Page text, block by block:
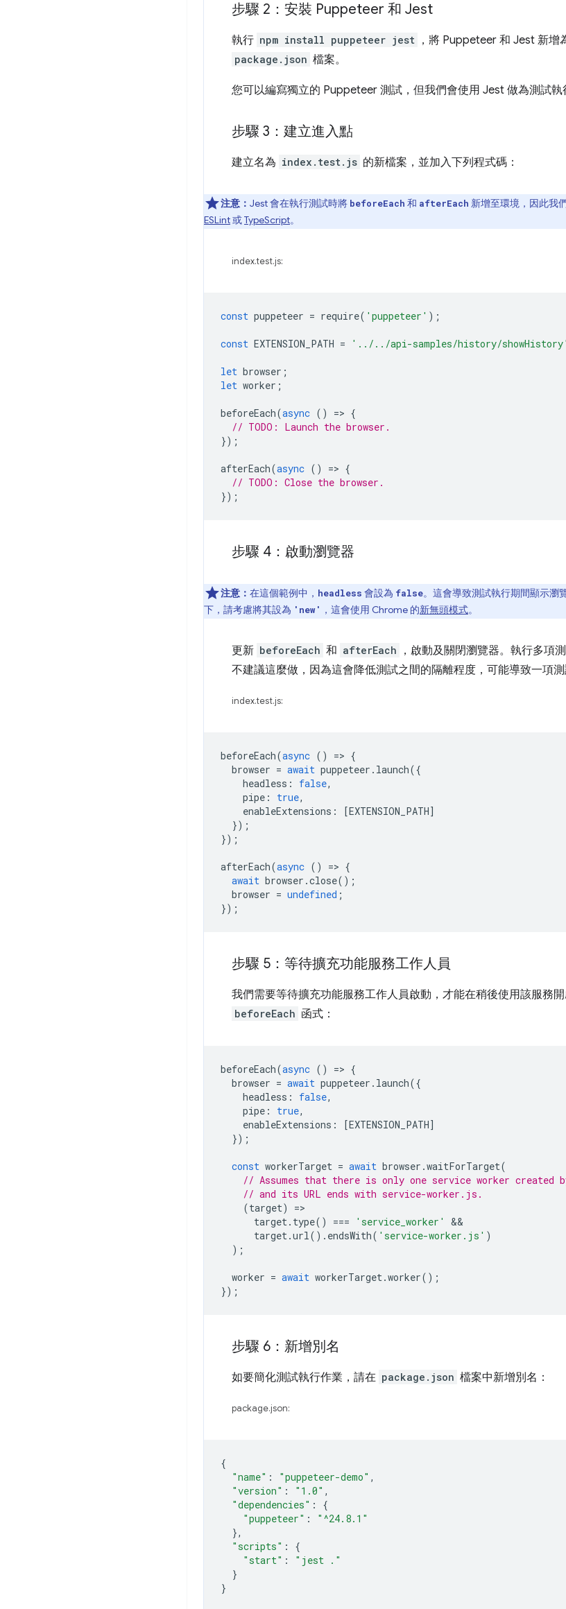
步驟 2：安裝 Puppeteer 和 Jest
執行 npm install puppeteer jest ，將 Puppeteer 和 Jest 新
package.json 檔案。
您可以編寫獨立的 Puppeteer 測試，但我們會使用 Jest 做為測試執
步驟 3：建立進入點
建立名為 index.test.js 的新檔案，並加入下列程式碼：
注意： Jest 會在執行測試時將 beforeEach 和 afterEach 新增至環境，因此我
ESLint或TypeScript。
index.test.js:
const puppeteer = require( 'puppeteer' );
const EXTENSION_PATH = '../../api-samples/history/showHistory'
let browser ;
let worker ;
beforeEach(async () => {
// TODO: Launch the browser.
});
afterEach(async () => {
// TODO: Close the browser.
});
步驟 4：啟動瀏覽器
注意： 在這個範例中， headless 會設為 false。這會導致測試執行期間顯示瀏
下，請考慮將其設為 'new' ，這會使用 Chrome 的新無頭模式。
更新 beforeEach 和 afterEach
，啟動及關閉瀏覽器。執行多項
不建議這麼做，因為這會降低測試之間的隔離程度，可能導致一項測
index.test.js:
beforeEach(async () => {
browser = await puppeteer . launch({
headless : false,
pipe : true,
enableExtensions : [EXTENSION_PATH]
});
});
afterEach(async () => {
await browser .close();
browser = undefined ;
});
步驟 5：等待擴充功能服務工作人員
我們需要等待擴充功能服務工作人員啟動，才能在稍後使用該服務
beforeEach 函式：
beforeEach(async () => {
browser = await puppeteer . launch({
headless : false,
pipe : true,
enableExtensions : [EXTENSION_PATH]
});
const workerTarget = await browser .waitForTarget(
// Assumes that there is only one service worker created
// and its URL ends with service-worker.js.
(target) =
target. type() === 'service_worker'
target.url(). endsWith( 'service-worker.js' )
);
worker = await workerTarget.worker();
});
步驟 6：新增別名
如要簡化測試執行作業，請在 package.json 檔案中新增別名：
package.json:
{
"name" : "puppeteer-demo" ,
"version" : "1.0" ,
"dependencies" :
{
"puppeteer" :
"^24.8.1"
},
"scripts" :
{
"start" :
"jest ."
}
}